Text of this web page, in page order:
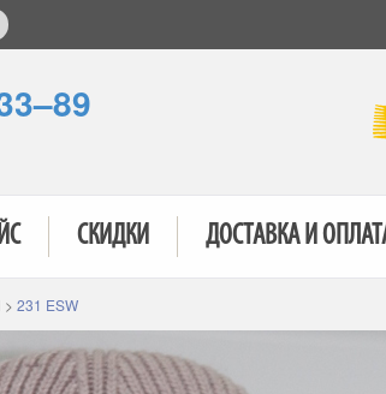
СКИДКИ ДОСТАВКА И
> 231 ESW